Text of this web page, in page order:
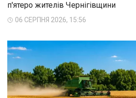
п'ятеро жителів Чернігівщини
06 СЕРПНЯ 2026, 15:56